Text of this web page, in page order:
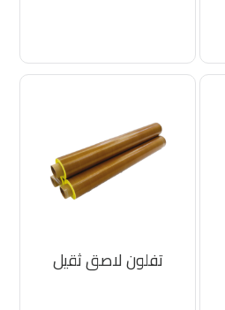
تفلون لاصق ثقيل